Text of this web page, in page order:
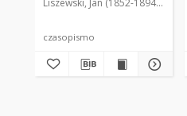
Liszewski, Jan (1852-1894). Red.
czasopismo